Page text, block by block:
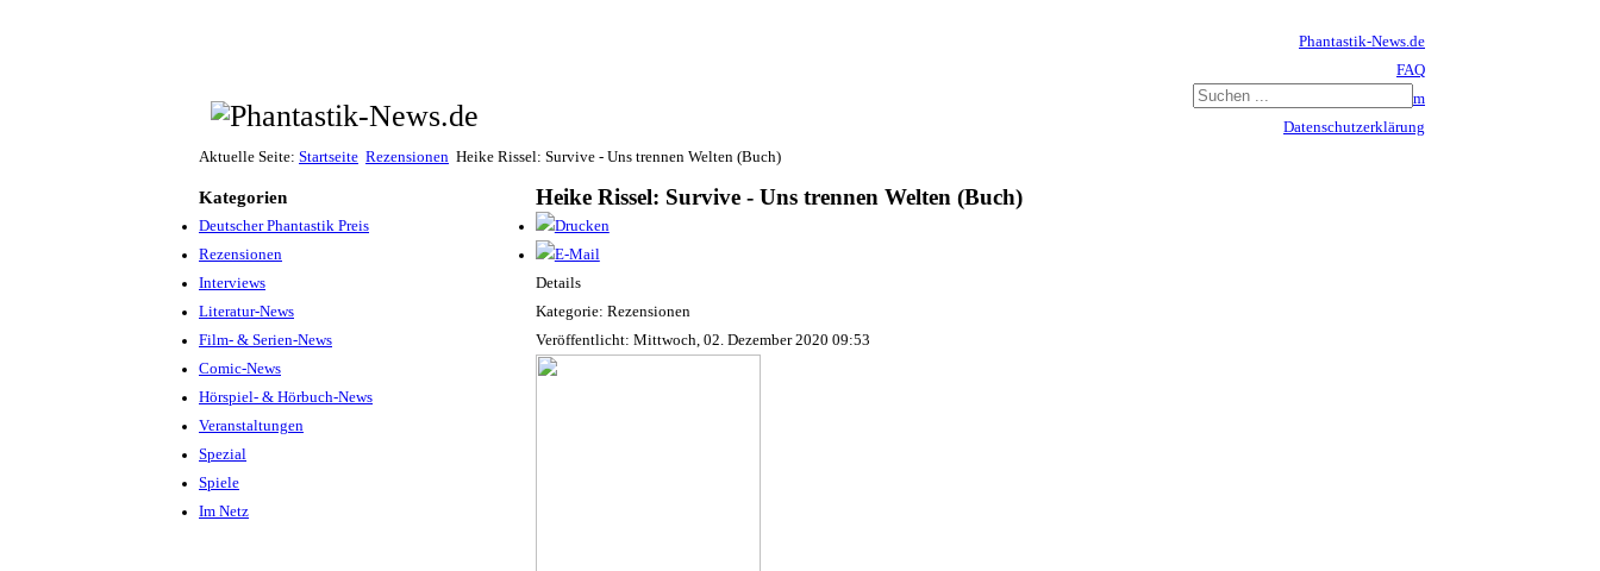
Phantastik-News.de
FAQ
Impressum
Datenschutzerklärung
Aktuelle Seite: Startseite Rezensionen Heike Rissel: Survive - Uns trennen Welten (Buch)
Kategorien
Deutscher Phantastik Preis
Rezensionen
Interviews
Literatur-News
Film- & Serien-News
Comic-News
Hörspiel- & Hörbuch-News
Veranstaltungen
Spezial
Spiele
Im Netz
Heike Rissel: Survive - Uns trennen Welten (Buch)
Details
Kategorie: Rezensionen
Veröffentlicht: Mittwoch, 02. Dezember 2020 09:53